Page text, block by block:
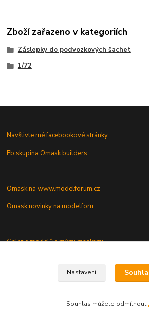
Zboží zařazeno v kategoriích
Záslepky do podvozkových šachet
1/72
Navštivte mé facebookové stránky
Fb skupina Omask builders
Omask na www.modelforum.cz
Omask novinky na modelforu
Galerie modelů s mými maskami
Nastavení
Souhlas můžete odmítnout